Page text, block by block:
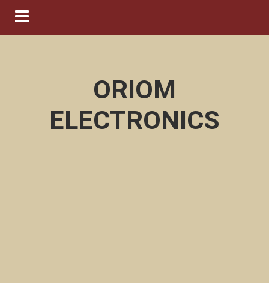
Navigation ein-/ausblenden
ORIOM
ELECTRONICS